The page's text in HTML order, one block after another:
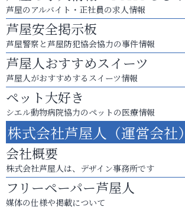
芦屋のアルバイト・正社員の求人情報
芦屋安全掲示板
芦屋警察と芦屋防犯協会協力の事件情報
芦屋人おすすめスイーツ
芦屋人がおすすめするスイーツ情報
ペット大好き
シエル動物病院協力のペットの医療情報
株式会社芦屋人（運営会社）
会社概要
株式会社芦屋人は、デザイン事務所です
フリーペーパー芦屋人
媒体の仕様や掲載について